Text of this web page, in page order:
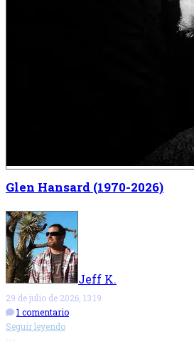
Glen Hansard (1970-2026)
Jeff K.
29 de julio de 2026, 13:19
1 comentario
Seguir leyendo